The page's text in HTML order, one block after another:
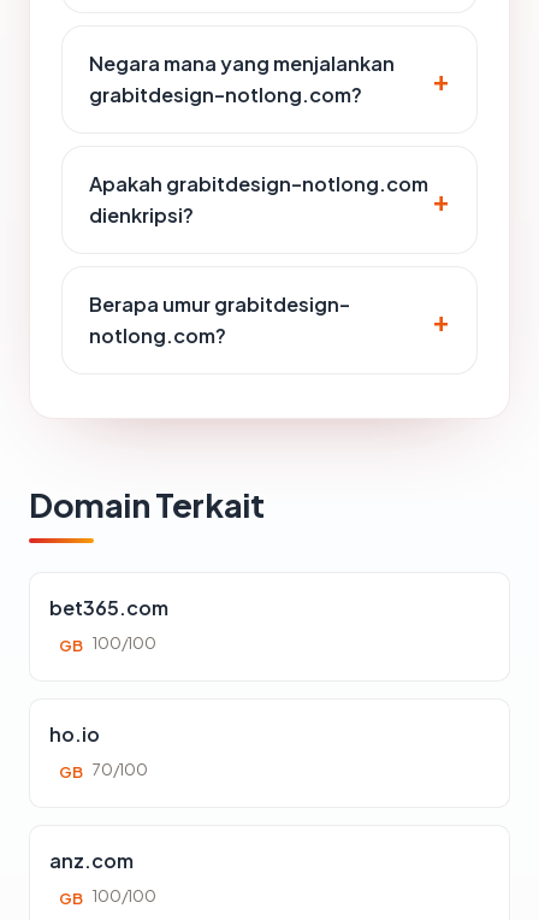
Negara mana yang menjalankan
grabitdesign-notlong.com?
Apakah grabitdesign-notlong.com
dienkripsi?
Berapa umur grabitdesign-
notlong.com?
Domain Terkait
bet365.com
GB 100/100
ho.io
GB 70/100
anz.com
GB 100/100